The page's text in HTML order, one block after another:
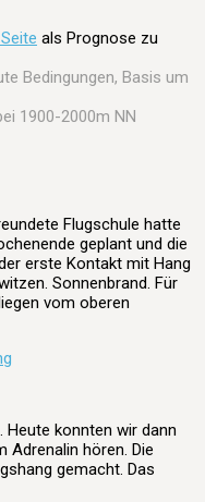
als Prognose zu
Bedingungen, Basis um
1900-2000m NN
Flugschule hatte
geplant und die
erste Kontakt mit Hang
Sonnenbrand. Für
vom oberen
Heute konnten wir dann
Adrenalin hören. Die
gemacht. Das